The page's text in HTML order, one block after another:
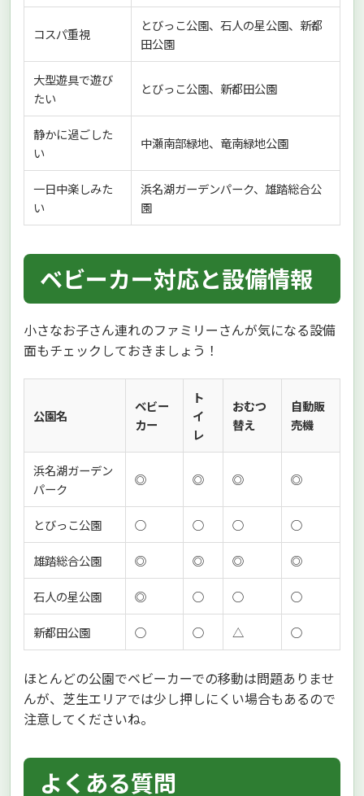
コスパ重視
とびっこ公園、石人の星公園、新都
田公園
大型遊具で遊び
たい
とびっこ公園、新都田公園
静かに過ごした
い
中瀬南部緑地、竜南緑地公園
一日中楽しみた
い
浜名湖ガーデンパーク、雄踏総合公
園
ベビーカー対応と設備情報
小さなお子さん連れのファミリーさんが気になる設備
面もチェックしておきましょう！
公園名
ベビー
カー
ト
イ
レ
おむつ
替え
自動販
売機
浜名湖ガーデン
パーク
◎ ◎ ◎ ◎
とびっこ公園 ○ ○ ○ ○
雄踏総合公園 ◎ ◎ ◎ ◎
石人の星公園 ◎ ○ ○ ○
新都田公園 ○ ○ △ ○
ほとんどの公園でベビーカーでの移動は問題ありませ
んが、芝生エリアでは少し押しにくい場合もあるので
注意してくださいね。
よくある質問